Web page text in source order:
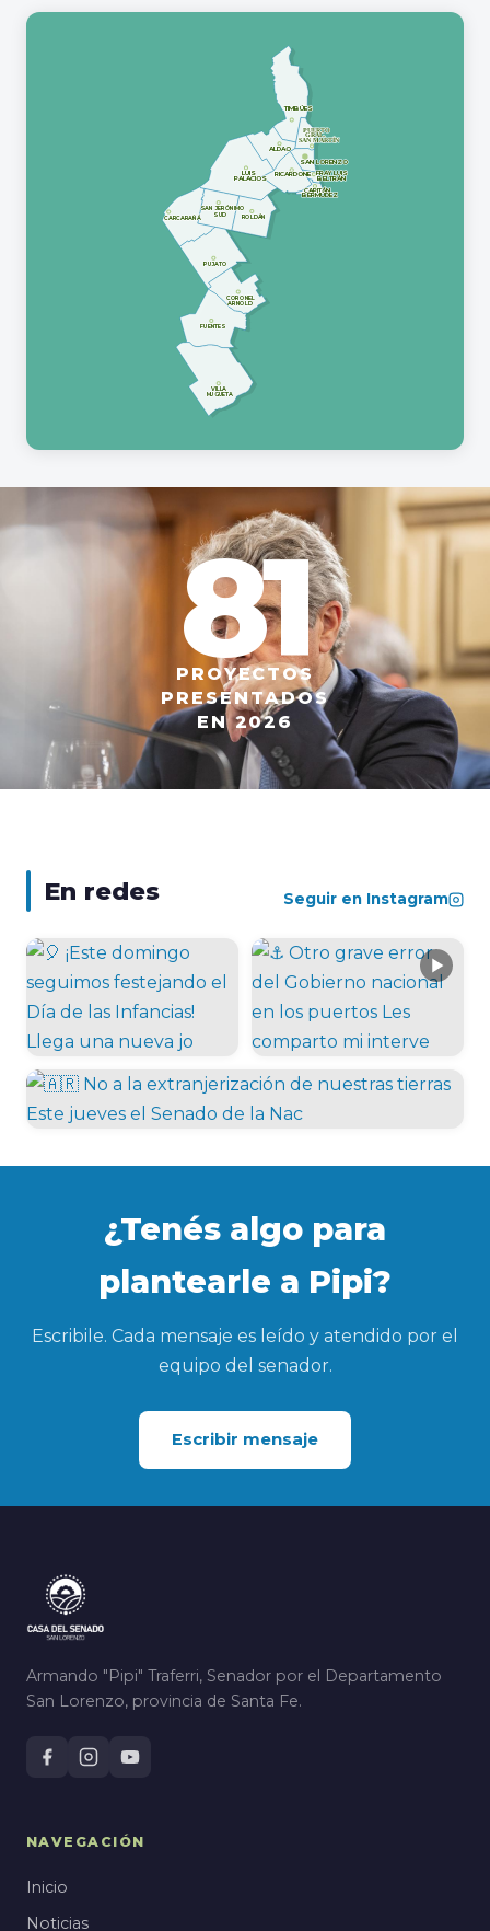
TIMBÚES
ALDAO
PUERTO
GRAL.
SAN MARTÍN
FRAY LUIS
BELTRÁN
RICARDONE
LUIS
PALACIOS
CARCARAÑÁ
SAN JERÓNIMO
SUD
PUJATO
CORONEL
ARNOLD
ROLDÁN
CAPITÁN
BERMÚDEZ
FUENTES
VILLA
MUGUETA
SAN LORENZO
81
PROYECTOS
PRESENTADOS
EN 2026
En redes Seguir en Instagram
¿Tenés algo para
plantearle a Pipi?
Escribile. Cada mensaje es leído y atendido por el
equipo del senador.
Escribir mensaje
Armando "Pipi" Traferri, Senador por el Departamento
San Lorenzo, provincia de Santa Fe.
NAVEGACIÓN
Inicio
Noticias